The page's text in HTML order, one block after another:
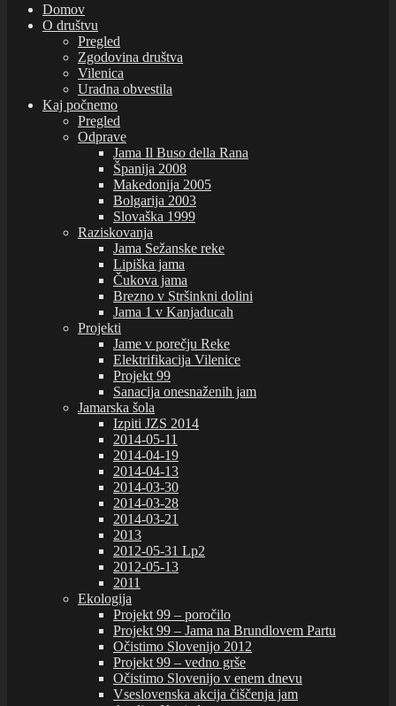
Domov
O društvu
Pregled
Zgodovina društva
Vilenica
Uradna obvestila
Kaj počnemo
Pregled
Odprave
Jama Il Buso della Rana
Španija 2008
Makedonija 2005
Bolgarija 2003
Slovaška 1999
Raziskovanja
Jama Sežanske reke
Lipiška jama
Čukova jama
Brezno v Stršinkni dolini
Jama 1 v Kanjaducah
Projekti
Jame v porečju Reke
Elektrifikacija Vilenice
Projekt 99
Sanacija onesnaženih jam
Jamarska šola
Izpiti JZS 2014
2014-05-11
2014-04-19
2014-04-13
2014-03-30
2014-03-28
2014-03-21
2013
2012-05-31 Lp2
2012-05-13
2011
Ekologija
Projekt 99 – poročilo
Projekt 99 – Jama na Brundlovem Partu
Očistimo Slovenijo 2012
Projekt 99 – vedno grše
Očistimo Slovenijo v enem dnevu
Vseslovenska akcija čiščenja jam